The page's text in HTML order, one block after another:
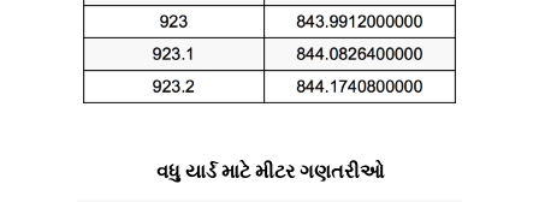
વધુ યાર્ડ માટે મીટર ગણતરીઓ